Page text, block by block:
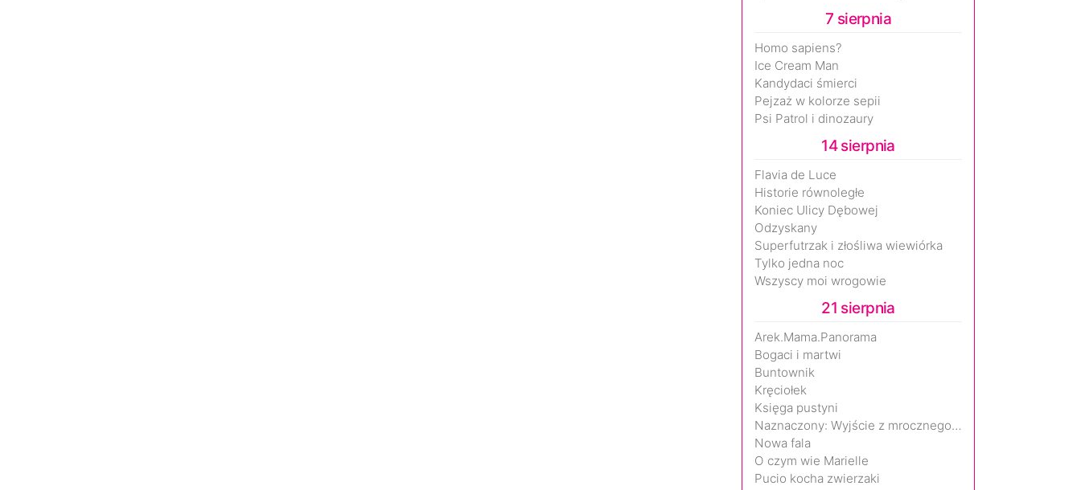
7 sierpnia
Homo sapiens?
Ice Cream Man
Kandydaci śmierci
Pejzaż w kolorze sepii
Psi Patrol i dinozaury
14 sierpnia
Flavia de Luce
Historie równoległe
Koniec Ulicy Dębowej
Odzyskany
Superfutrzak i złośliwa wiewiórka
Tylko jedna noc
Wszyscy moi wrogowie
21 sierpnia
Arek.Mama.Panorama
Bogaci i martwi
Buntownik
Kręciołek
Księga pustyni
Naznaczony: Wyjście z mrocznego wymiaru
Nowa fala
O czym wie Marielle
Pucio kocha zwierzaki